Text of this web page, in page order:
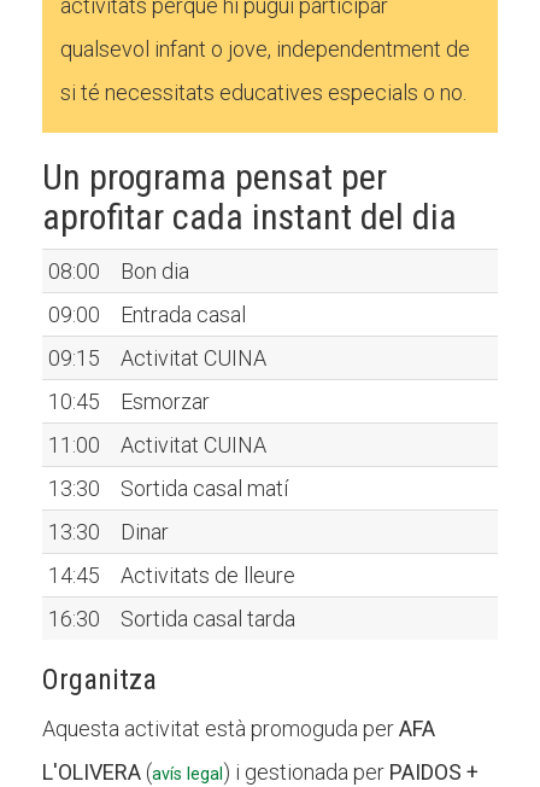
qualsevol infant o jove, independentment de
si té necessitats educatives especials o no.
Un programa pensat per
aprofitar cada instant del dia
08:00
Bon dia
09:00
Entrada casal
09:15
Activitat CUINA
10:45
Esmorzar
11:00
Activitat CUINA
13:30
Sortida casal matí
13:30
Dinar
14:45
Activitats de lleure
16:30
Sortida casal tarda
Organitza
Aquesta activitat està promoguda perAFA
L'OLIVERA (avís legal) i gestionada per PAIDOS +